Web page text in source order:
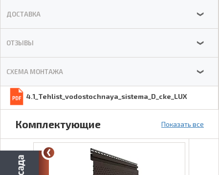
4.1_Tehlist_vodostochnaya_sistema_D_cke_LUX
ДОСТАВКА ❯
ОТЗЫВЫ ❯
СХЕМА МОНТАЖА ❯
Комплектующие Показать все